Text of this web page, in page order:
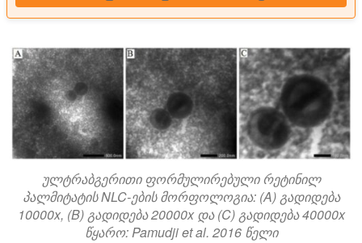
ულტრაბგერითი ფორმულირებული რეტინილ
პალმიტატის NLC-ების მორფოლოგია: (A) გადიდება
10000x, (B) გადიდება 20000x და (C) გადიდება 40000x
წყარო: Pamudji et al. 2016 წელი